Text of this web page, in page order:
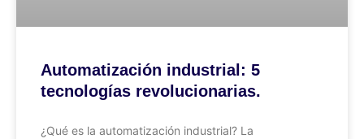
Automatización industrial: 5
tecnologías revolucionarias.
¿Qué es la automatización industrial? La